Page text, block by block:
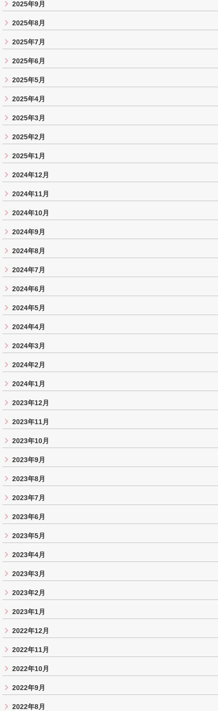
2025年9月
2025年8月
2025年7月
2025年6月
2025年5月
2025年4月
2025年3月
2025年2月
2025年1月
2024年12月
2024年11月
2024年10月
2024年9月
2024年8月
2024年7月
2024年6月
2024年5月
2024年4月
2024年3月
2024年2月
2024年1月
2023年12月
2023年11月
2023年10月
2023年9月
2023年8月
2023年7月
2023年6月
2023年5月
2023年4月
2023年3月
2023年2月
2023年1月
2022年12月
2022年11月
2022年10月
2022年9月
2022年8月